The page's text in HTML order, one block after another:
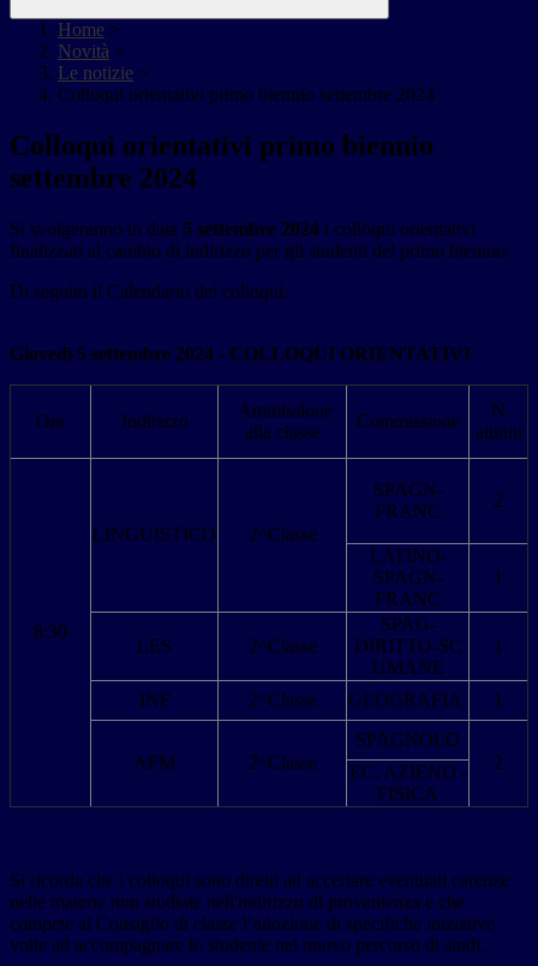
Home >
Novità >
Le notizie >
Colloqui orientativi primo biennio settembre 2024
Colloqui orientativi primo biennio
settembre 2024
Si svolgeranno in data 5 settembre 2024 i colloqui orientativi
finalizzati al cambio di indirizzo per gli studenti del primo biennio.
Di seguito il Calendario dei colloqui:
Giovedì 5 settembre 2024 - COLLOQUI ORIENTATIVI
Ore Indirizzo
Ammissione
alla classe
Commissione
N.
alunni
8:30
LINGUISTICO 2^Classe
SPAGN-
FRANC
2
LATINO-
SPAGN-
FRANC
1
LES 2^Classe
SPAG-
DIRITTO-SC
UMANE
1
INF 2^Classe GEOGRAFIA 1
AFM 2^Classe
SPAGNOLO
2
EC. AZIEND -
FISICA
Si ricorda che i colloqui sono diretti ad accertare eventuali carenze
nelle materie non studiate nell'indirizzo di provenienza e che
compete al Consiglio di classe l’adozione di specifiche iniziative
volte ad accompagnare lo studente nel nuovo percorso di studi.